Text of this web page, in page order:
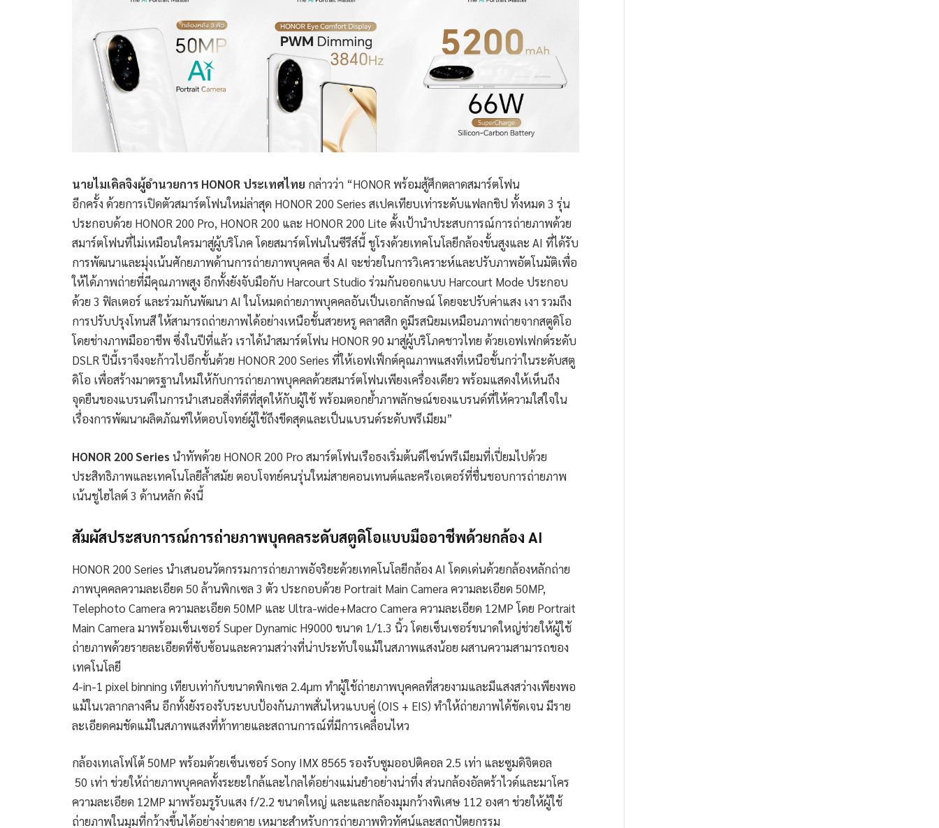
นายไมเคิลจิงผู้อำนวยการ HONOR ประเทศไทย กล่าวว่า “HONOR พร้อมสู้ศึกตลาดสมาร์ตโฟน
อีกครั้ง ด้วยการเปิดตัวสมาร์ตโฟนใหม่ล่าสุด HONOR 200 Series สเปคเทียบเท่าระดับแฟลกชิป ทั้งหมด 3 รุ่น
ประกอบด้วย HONOR 200 Pro, HONOR 200 และ HONOR 200 Lite ตั้งเป้านำประสบการณ์การถ่ายภาพด้วย
สมาร์ตโฟนที่ไม่เหมือนใครมาสู่ผู้บริโภค โดยสมาร์ตโฟนในซีรีส์นี้ ชูโรงด้วยเทคโนโลยีกล้องขั้นสูงและ AI ที่ได้รับ
การพัฒนาและมุ่งเน้นศักยภาพด้านการถ่ายภาพบุคคล ซึ่ง AI จะช่วยในการวิเคราะห์และปรับภาพอัตโนมัติเพื่อ
ให้ได้ภาพถ่ายที่มีคุณภาพสูง อีกทั้งยังจับมือกับ Harcourt Studio ร่วมกันออกแบบ Harcourt Mode ประกอบ
ด้วย 3 ฟิลเตอร์ และร่วมกันพัฒนา AI ในโหมดถ่ายภาพบุคคลอันเป็นเอกลักษณ์ โดยจะปรับค่าแสง เงา รวมถึง
การปรับปรุงโทนสี ให้สามารถถ่ายภาพได้อย่างเหนือชั้นสวยหรู คลาสสิก ดูมีรสนิยมเหมือนภาพถ่ายจากสตูดิโอ
โดยช่างภาพมืออาชีพ ซึ่งในปีที่แล้ว เราได้นำสมาร์ตโฟน HONOR 90 มาสู่ผู้บริโภคชาวไทย ด้วยเอฟเฟกต์ระดับ
DSLR ปีนี้เราจึงจะก้าวไปอีกขั้นด้วย HONOR 200 Series ที่ให้เอฟเฟ็กต์คุณภาพแสงที่เหนือชั้นกว่าในระดับสตู
ดิโอ เพื่อสร้างมาตรฐานใหม่ให้กับการถ่ายภาพบุคคลด้วยสมาร์ตโฟนเพียงเครื่องเดียว พร้อมแสดงให้เห็นถึง
จุดยืนของแบรนด์ในการนำเสนอสิ่งที่ดีที่สุดให้กับผู้ใช้ พร้อมตอกย้ำภาพลักษณ์ของแบรนด์ที่ให้ความใส่ใจใน
เรื่องการพัฒนาผลิตภัณฑ์ให้ตอบโจทย์ผู้ใช้ถึงขีดสุดและเป็นแบรนด์ระดับพรีเมียม”
HONOR 200 Series นำทัพด้วย HONOR 200 Pro สมาร์ตโฟนเรือธงเริ่มต้นดีไซน์พรีเมียมที่เปี่ยมไปด้วย
ประสิทธิภาพและเทคโนโลยีล้ำสมัย ตอบโจทย์คนรุ่นใหม่สายคอนเทนต์และครีเอเตอร์ที่ชื่นชอบการถ่ายภาพ
เน้นชูไฮไลต์ 3 ด้านหลัก ดังนี้
สัมผัสประสบการณ์การถ่ายภาพบุคคลระดับสตูดิโอแบบมืออาชีพด้วยกล้อง AI
HONOR 200 Series นำเสนอนวัตกรรมการถ่ายภาพอัจริยะด้วยเทคโนโลยีกล้อง AI โดดเด่นด้วยกล้องหลักถ่าย
ภาพบุคคลความละเอียด 50 ล้านพิกเซล 3 ตัว ประกอบด้วย Portrait Main Camera ความละเอียด 50MP,
Telephoto Camera ความละเอียด 50MP และ Ultra-wide+Macro Camera ความละเอียด 12MP โดย Portrait
Main Camera มาพร้อมเซ็นเซอร์ Super Dynamic H9000 ขนาด 1/1.3 นิ้ว โดยเซ็นเซอร์ขนาดใหญ่ช่วยให้ผู้ใช้
ถ่ายภาพด้วยรายละเอียดที่ซับซ้อนและความสว่างที่น่าประทับใจแม้ในสภาพแสงน้อย ผสานความสามารถของ
เทคโนโลยี
4-in-1 pixel binning เทียบเท่ากับขนาดพิกเซล 2.4μm ทำผู้ใช้ถ่ายภาพบุคคลที่สวยงามและมีแสงสว่างเพียงพอ
แม้ในเวลากลางคืน อีกทั้งยังรองรับระบบป้องกันภาพสั่นไหวแบบคู่ (OIS + EIS) ทำให้ถ่ายภาพได้ชัดเจน มีราย
ละเอียดคมชัดแม้ในสภาพแสงที่ท้าทายและสถานการณ์ที่มีการเคลื่อนไหว
กล้องเทเลโฟโต้ 50MP พร้อมด้วยเซ็นเซอร์ Sony IMX 8565 รองรับซูมออปติคอล 2.5 เท่า และซูมดิจิตอล
50 เท่า ช่วยให้ถ่ายภาพบุคคลทั้งระยะใกล้และไกลได้อย่างแม่นยำอย่างน่าทึ่ง ส่วนกล้องอัลตร้าไวด์และมาโคร
ความละเอียด 12MP มาพร้อมรูรับแสง f/2.2 ขนาดใหญ่ และและกล้องมุมกว้างพิเศษ 112 องศา ช่วยให้ผู้ใช้
ถ่ายภาพในมุมที่กว้างขึ้นได้อย่างง่ายดาย เหมาะสำหรับการถ่ายภาพทิวทัศน์และสถาปัตยกรรม